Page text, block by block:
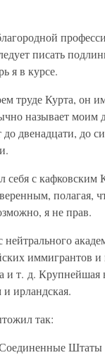
писать
я в курсе.
труде Курта, он
называет
до двенадцати, до
себя с
полагая,
я не прав.
иммигрантов и
и т. д.
и ирландская.
так:
Штаты